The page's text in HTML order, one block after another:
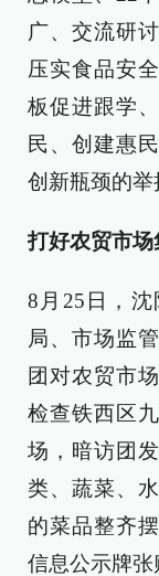
广、交流研
压实食品安
板促进跟学
民、创建惠
创新瓶颈的举
打好农贸市
8月25日，
局、市场监
团对农贸市
检查铁西区
场，暗访团
类、蔬菜、
的菜品整齐
信息公示牌张